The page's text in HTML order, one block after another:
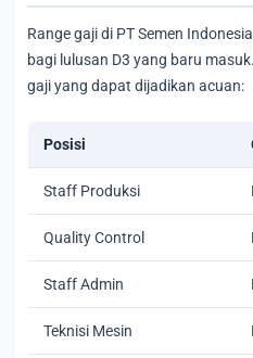
Range gaji di PT Semen
bagi lulusan D3 yang baru
gaji yang dapat dijadikan acuan:
Posisi
Staff Produksi
Quality Control
Staff Admin
Teknisi Mesin